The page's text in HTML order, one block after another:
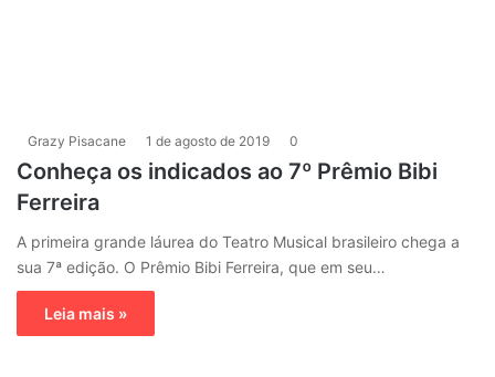
Grazy Pisacane 1 de agosto de 2019 0
Conheça os indicados ao 7º Prêmio Bibi
Ferreira
A primeira grande láurea do Teatro Musical brasileiro chega a
sua 7ª edição. O Prêmio Bibi Ferreira, que em seu…
Leia mais »